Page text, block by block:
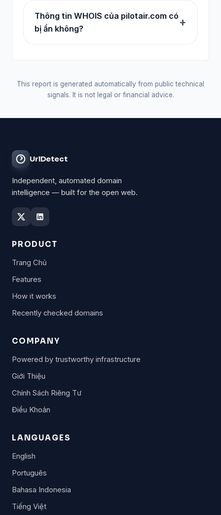
Thông tin WHOIS của pilotair.com có
bị ẩn không?
This report is generated automatically from public technical
signals. It is not legal or financial advice.
UrlDetect
Independent, automated domain
intelligence — built for the open web.
PRODUCT
Trang Chủ
Features
How it works
Recently checked domains
COMPANY
Powered by trustworthy infrastructure
Giới Thiệu
Chính Sách Riêng Tư
Điều Khoản
LANGUAGES
English
Português
Bahasa Indonesia
Tiếng Việt